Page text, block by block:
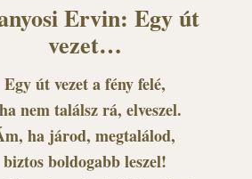
Ervin: Egy út
vezet…
Egy út vezet a fény felé,
nem találsz rá, elveszel.
ha járod, megtalálod,
biztos boldogabb leszel!